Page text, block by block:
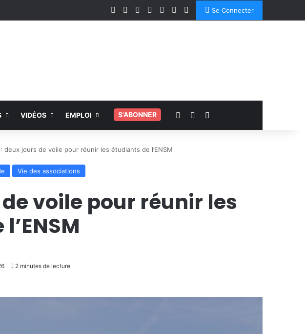
FacebookLinkedinYouTubeInstagram
SpotifyTikTokSe Connecter
VIDÉOS EMPLOI S'ABONNER Voir votre panier
Switch skin
: deux jours de voile pour réunir les étudiants de l’ENSM
Vie des associations
de voile pour réunir les
2 minutes de lecture